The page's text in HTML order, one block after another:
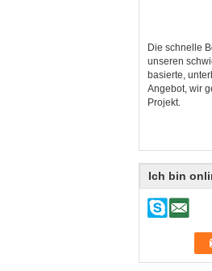
Die schnelle
unseren
basierte,
Angebot, wir
Projekt.
Ich bin